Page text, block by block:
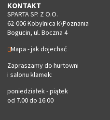
KONTAKT
SPARTA SP. Z O.O.
62-006 Kobylnica k\Poznania
Bogucin, ul. Boczna 4
Mapa - jak dojechać
Zapraszamy do hurtowni
i salonu klamek:
poniedziałek - piątek
od 7.00 do 16.00